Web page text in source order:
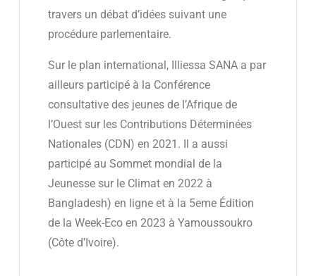
travers un débat d’idées suivant une
procédure parlementaire.
Sur le plan international, Illiessa SANA a par
ailleurs participé à la Conférence
consultative des jeunes de l’Afrique de
l’Ouest sur les Contributions Déterminées
Nationales (CDN) en 2021. Il a aussi
participé au Sommet mondial de la
Jeunesse sur le Climat en 2022 à
Bangladesh) en ligne et à la 5eme Édition
de la Week-Eco en 2023 à Yamoussoukro
(Côte d’Ivoire).